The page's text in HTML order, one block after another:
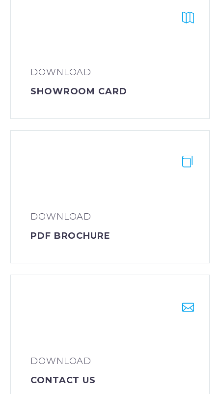


DOWNLOAD
SHOWROOM CARD


DOWNLOAD
PDF BROCHURE


DOWNLOAD
CONTACT US